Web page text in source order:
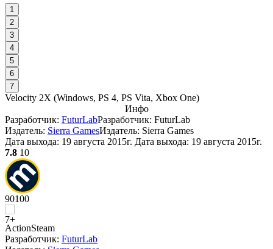
1
2
3
4
5
6
7
Velocity 2X (Windows, PS 4, PS Vita, Xbox One)
Инфо
Разработчик: FuturLabРазработчик: FuturLab
Издатель: Sierra GamesИздатель: Sierra Games
Дата выхода: 19 августа 2015г. Дата выхода: 19 августа 2015г.
7.8 10
90100
ActionSteam
Разработчик: FuturLab